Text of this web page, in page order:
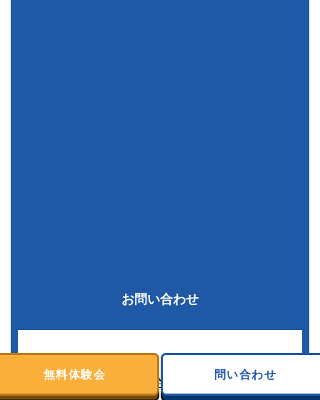
お問い合わせ
ご質問などありましたらお気軽にお問い合わせく
ださい
無料体験会 問い合わせ